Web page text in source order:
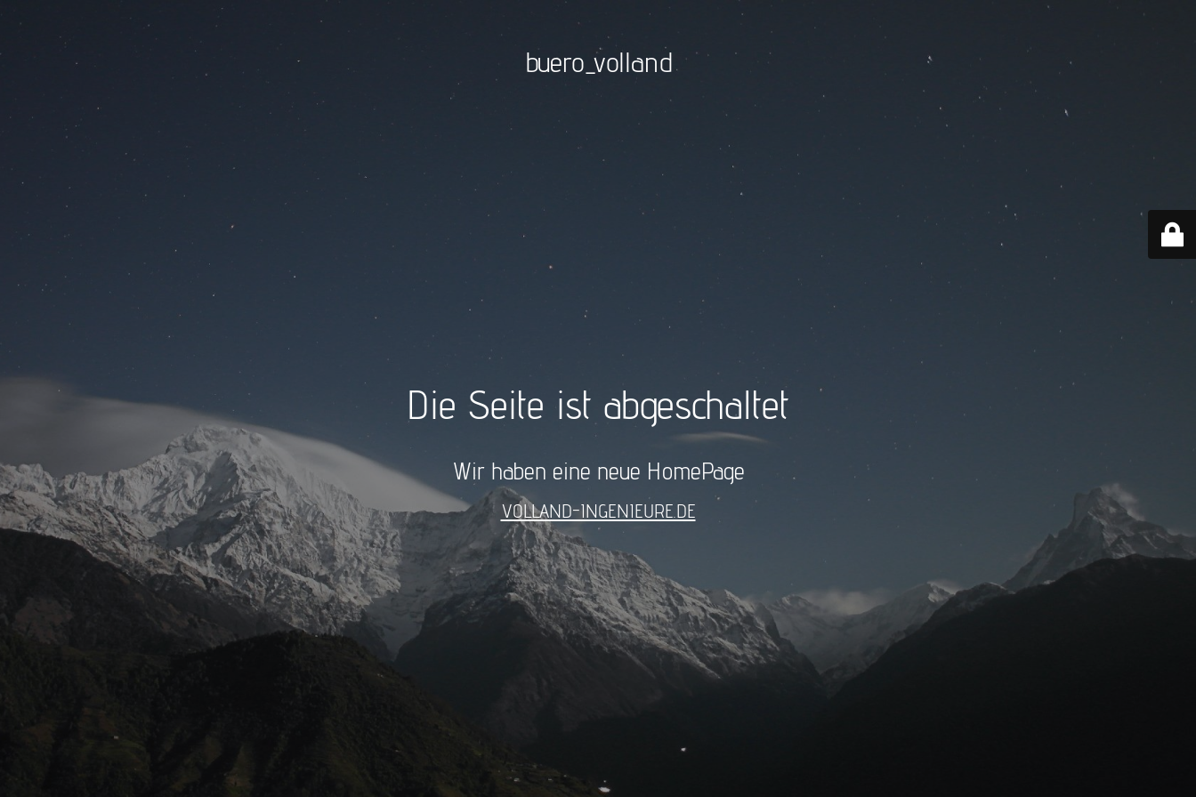
buero_volland
Die Seite ist abgeschaltet
Wir haben eine neue HomePage
VOLLAND-INGENIEURE.DE